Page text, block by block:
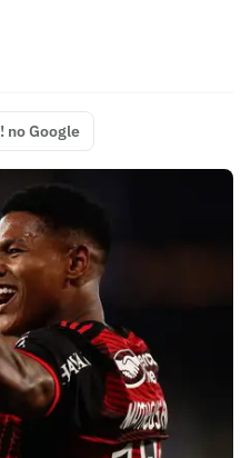
no Google